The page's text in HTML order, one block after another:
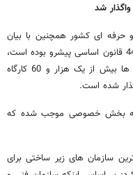
حرفه ای کشور همچنین با بیان
اینکه این سازمان در اجرای سیاست های اصل 44 قانون اساسی پیشرو بوده است،
خاطر نشان کرد: تاکنون بر اساس این سیاست ها بیش از یک هزار و 60 کارگاه
شده است.
به بخش خصوصی موجب شده که
سازمان های زیر ساختی برای